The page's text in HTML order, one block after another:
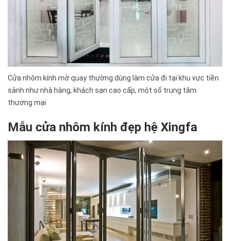
Cửa nhôm kính mở quay thường dùng làm cửa đi tại khu vực tiền
sảnh như nhà hàng, khách sạn cao cấp, một số trung tâm
thương mại
Mẫu cửa nhôm kính đẹp hệ Xingfa